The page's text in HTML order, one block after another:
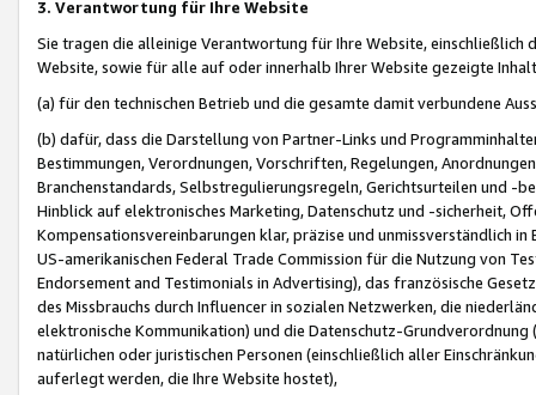
3. Verantwortung für Ihre Website
Sie tragen die alleinige Verantwortung für Ihre Website,
Website, sowie für alle auf oder innerhalb Ihrer Website gezeigte
(a) für den technischen Betrieb und die gesamte damit verbundene
(b) dafür, dass die Darstellung von Partner-Links und
Bestimmungen, Verordnungen, Vorschriften, Regelungen,
Branchenstandards, Selbstregulierungsregeln, Gerichtsurteilen und -
Hinblick auf elektronisches Marketing, Datenschutz und -sicherheit,
Kompensationsvereinbarungen klar, präzise und unmissverständlich
US-amerikanischen Federal Trade Commission für die Nutzung von
Endorsement and Testimonials in Advertising), das französische
des Missbrauchs durch Influencer in sozialen Netzwerken, die
elektronische Kommunikation) und die Datenschutz-
natürlichen oder juristischen Personen (einschließlich aller
auferlegt werden, die Ihre Website hostet),